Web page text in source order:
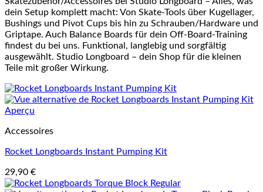
dein Setup komplett macht: Von Skate-Tools über Kugellager,
Bushings und Pivot Cups bis hin zu Schrauben/Hardware und
Griptape. Auch Balance Boards für dein Off-Board-Training
findest du bei uns. Funktional, langlebig und sorgfältig
ausgewählt. Studio Longboard – dein Shop für die kleinen
Teile mit großer Wirkung.
Aperçu
Accessoires
Rocket Longboards Instant Pumping Kit
29,90 €